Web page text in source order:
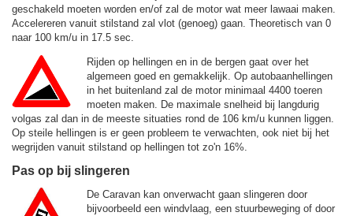
geschakeld moeten worden en/of zal de motor wat meer lawaai maken.
Accelereren vanuit stilstand zal vlot (genoeg) gaan. Theoretisch van 0
naar 100 km/u in 17.5 sec.
Rijden op hellingen en in de bergen gaat over het
algemeen goed en gemakkelijk. Op autobaanhellingen
in het buitenland zal de motor minimaal 4400 toeren
moeten maken. De maximale snelheid bij langdurig
volgas zal dan in de meeste situaties rond de 106 km/u kunnen liggen.
Op steile hellingen is er geen probleem te verwachten, ook niet bij het
wegrijden vanuit stilstand op hellingen tot zo'n 16%.
Pas op bij slingeren
De Caravan kan onverwacht gaan slingeren door
bijvoorbeeld een windvlaag, een stuurbeweging of door